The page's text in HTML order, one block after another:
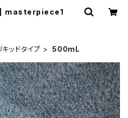
masterpiece1
キッドタイプ 500mL